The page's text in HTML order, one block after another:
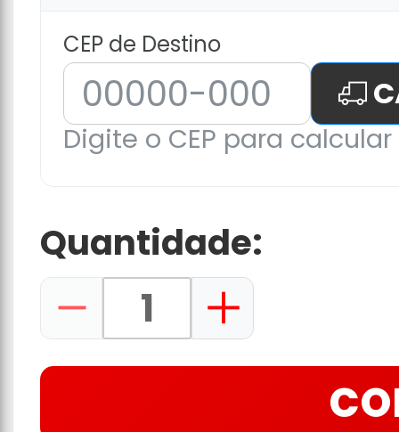
CEP de Destino
Digite o CEP para
Quantidade: